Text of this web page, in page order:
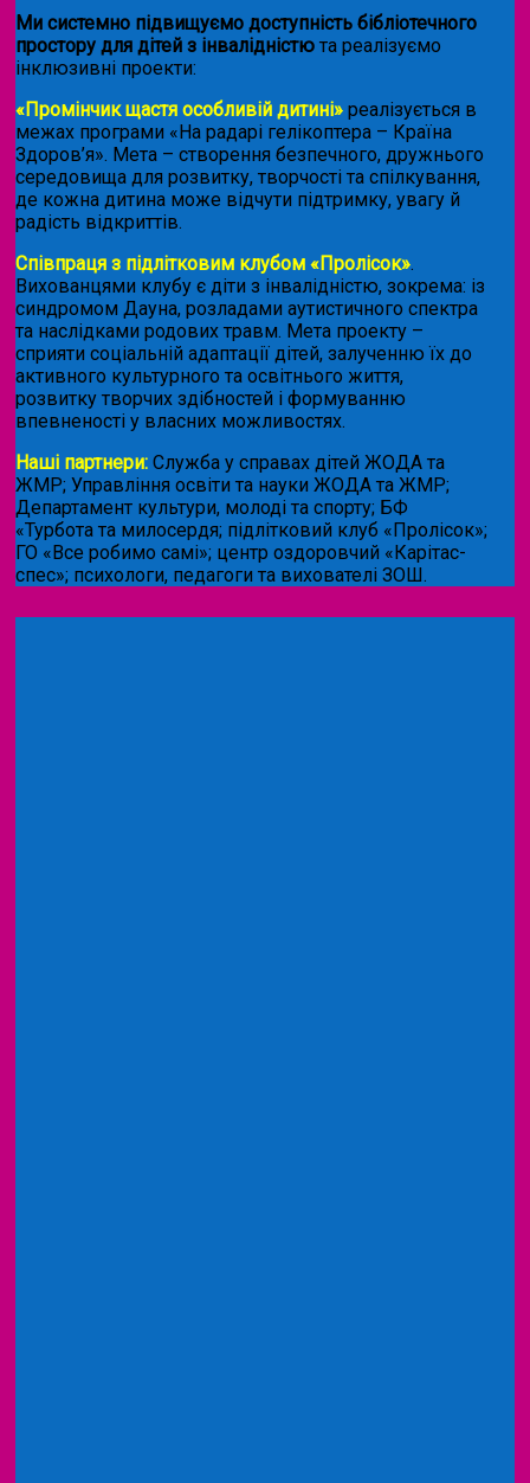
Ми системно підвищуємо доступність бібліотечного
простору для дітей з інвалідністю та реалізуємо
інклюзивні проекти:
«Промінчик щастя особливій дитині» реалізується в
межах програми «На радарі гелікоптера – Країна
Здоров’я». Мета – створення безпечного, дружнього
середовища для розвитку, творчості та спілкування,
де кожна дитина може відчути підтримку, увагу й
радість відкриттів.
Співпраця з підлітковим клубом «Пролісок».
Вихованцями клубу є діти з інвалідністю, зокрема: із
синдромом Дауна, розладами аутистичного спектра
та наслідками родових травм. Мета проекту –
сприяти соціальній адаптації дітей, залученню їх до
активного культурного та освітнього життя,
розвитку творчих здібностей і формуванню
впевненості у власних можливостях.
Наші партнери: Служба у справах дітей ЖОДА та
ЖМР; Управління освіти та науки ЖОДА та ЖМР;
Департамент культури, молоді та спорту; БФ
«Турбота та милосердя; підлітковий клуб «Пролісок»;
ГО «Все робимо самі»; центр оздоровчий «Карітас-
спес»; психологи, педагоги та вихователі ЗОШ.